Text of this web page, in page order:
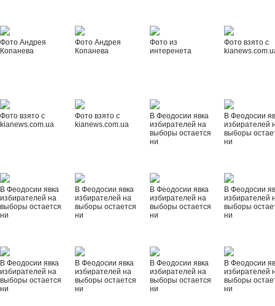
Фото Андрея
Копанева
Фото Андрея
Копанева
Фото из
интеренета
Фото взято с
Фото взято с
kianews.com.ua
Фото взято с
kianews.com.ua
В Феодосии явка
избирателей на
выборы остается
ни
В Феодосии
избирателей
выборы
ни
В Феодосии явка
избирателей на
выборы остается
ни
В Феодосии явка
избирателей на
выборы остается
ни
В Феодосии явка
избирателей на
выборы остается
ни
В Феодосии
избирателей
выборы
ни
В Феодосии явка
избирателей на
выборы остается
ни
В Феодосии явка
избирателей на
выборы остается
ни
В Феодосии явка
избирателей на
выборы остается
ни
В Феодосии
избирателей
выборы
ни